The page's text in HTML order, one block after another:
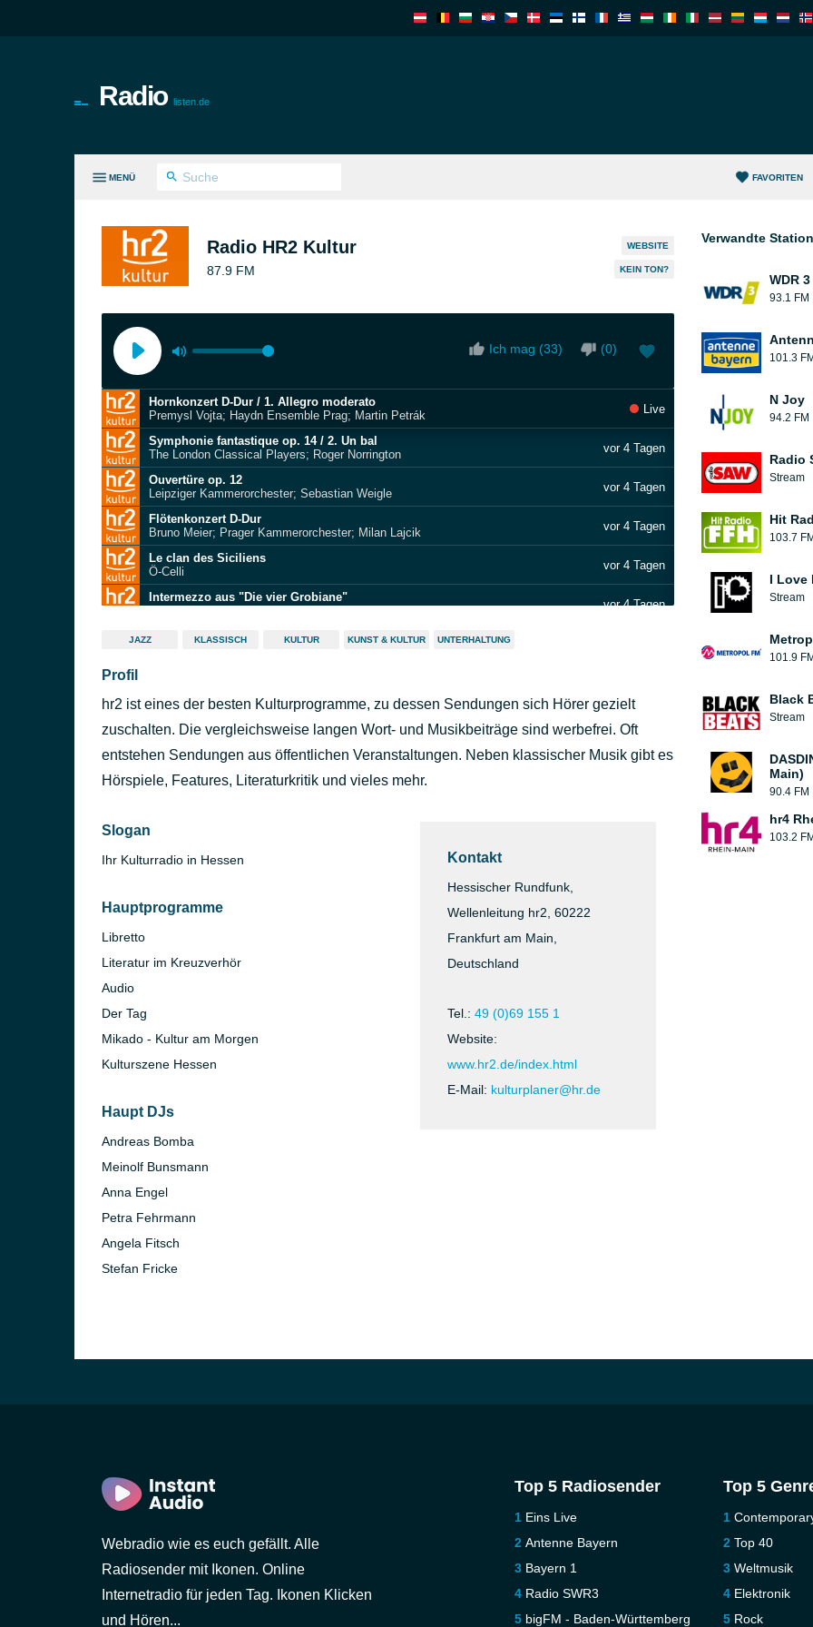
Radio listen.de
MENÜ FAVORITEN
Radio HR2 Kultur
87.9 FM
WEBSITE
KEIN TON?
Ich mag (33) (0)
Hornkonzert D-Dur / 1. Allegro moderato
Premysl Vojta; Haydn Ensemble Prag; Martin Petrák
Live
Symphonie fantastique op. 14 / 2. Un bal
The London Classical Players; Roger Norrington
vor 4 Tagen
Ouvertüre op. 12
Leipziger Kammerorchester; Sebastian Weigle
vor 4 Tagen
Flötenkonzert D-Dur
Bruno Meier; Prager Kammerorchester; Milan Lajcik
vor 4 Tagen
Le clan des Siciliens
Ô-Celli
vor 4 Tagen
Intermezzo aus "Die vier Grobiane"
vor 4 Tagen
Marionas
Sonate G-Dur op. 5 Nr. 4 / 3. Passacaglia
La Cetra Barockorchester; Maurice Steger
vor 5 Tagen
Fuge g-moll , BWV 542
BBC Symphony Orchestra London; Leonard Slatkin
vor 5 Tagen
JAZZ KLASSISCH KULTUR KUNST & KULTUR UNTERHALTUNG
Profil
hr2 ist eines der besten Kulturprogramme, zu dessen Sendungen sich Hörer gezielt
zuschalten. Die vergleichsweise langen Wort- und Musikbeiträge sind werbefrei. Oft
entstehen Sendungen aus öffentlichen Veranstaltungen. Neben klassischer Musik gibt es
Hörspiele, Features, Literaturkritik und vieles mehr.
Slogan
Ihr Kulturradio in Hessen
Hauptprogramme
Libretto
Literatur im Kreuzverhör
Audio
Der Tag
Mikado - Kultur am Morgen
Kulturszene Hessen
Haupt DJs
Andreas Bomba
Meinolf Bunsmann
Anna Engel
Petra Fehrmann
Angela Fitsch
Stefan Fricke
Kontakt
Hessischer Rundfunk,
Wellenleitung hr2, 60222
Frankfurt am Main,
Deutschland
Tel.: 49 (0)69 155 1
Website:
www.hr2.de/index.html
E-Mail: kulturplaner@hr.de
Verwandte
WDR 3
93.1 FM
101.3 FM
N Joy
94.2 FM
Radio
Stream
Hit
103.7 FM
I Love
Stream
101.9 FM
Black
Stream
Main)
90.4 FM
hr4
103.2 FM
Webradio wie es euch gefällt. Alle
Radiosender mit Ikonen. Online
Internetradio für jeden Tag. Ikonen Klicken
und Hören...
Top 5 Radiosender
Eins Live
Antenne Bayern
Bayern 1
Radio SWR3
bigFM - Baden-Württemberg
Top 5
Top 40
Weltmusik
Elektronik
Rock